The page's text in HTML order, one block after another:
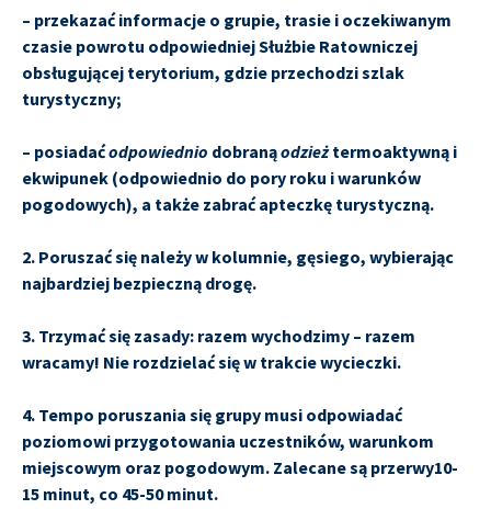
– przekazać informacje o grupie, trasie i oczekiwanym
czasie powrotu odpowiedniej Służbie Ratowniczej
obsługującej terytorium, gdzie przechodzi szlak
turystyczny;
– posiadaćodpowiednio dobranąodzieżtermoaktywną i
ekwipunek (odpowiednio do pory roku i warunków
pogodowych), a także zabrać apteczkę turystyczną.
2. Poruszać się należy w kolumnie, gęsiego, wybierając
najbardziej bezpieczną drogę.
3. Trzymać się zasady: razem wychodzimy – razem
wracamy! Nie rozdzielać się w trakcie wycieczki.
4. Tempo poruszania się grupy musi odpowiadać
poziomowi przygotowania uczestników, warunkom
miejscowym oraz pogodowym. Zalecane są przerwy10-
15 minut, co 45-50 minut.